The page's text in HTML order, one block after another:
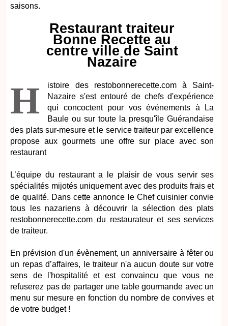
saisons.
Restaurant traiteur
Bonne Recette au
centre ville de Saint
Nazaire
H
istoire des restobonnerecette.com à Saint-
Nazaire s'est entouré de chefs d'expérience
qui concoctent pour vos événements à La
Baule ou sur toute la presqu'île Guérandaise
des plats sur-mesure et le service traiteur par excellence
propose aux gourmets une offre sur place avec son
restaurant
L’équipe du restaurant a le plaisir de vous servir ses
spécialités mijotés uniquement avec des produits frais et
de qualité. Dans cette annonce le Chef cuisinier convie
tous les nazariens à découvrir la sélection des plats
restobonnerecette.com du restaurateur et ses services
de traiteur.
En prévision d'un évènement, un anniversaire à fêter ou
un repas d’affaires, le traiteur n'a aucun doute sur votre
sens de l'hospitalité et est convaincu que vous ne
refuserez pas de partager une table gourmande avec un
menu sur mesure en fonction du nombre de convives et
de votre budget !